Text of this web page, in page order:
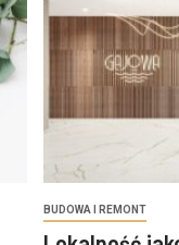
BUDOWA I REMONT